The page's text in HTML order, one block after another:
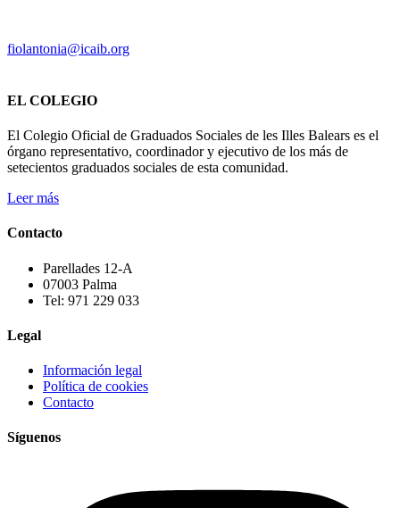
fiolantonia@icaib.org
EL COLEGIO
El Colegio Oficial de Graduados Sociales de les Illes Balears es el
órgano representativo, coordinador y ejecutivo de los más de
setecientos graduados sociales de esta comunidad.
Leer más
Contacto
Parellades 12-A
07003 Palma
Tel: 971 229 033
Legal
Información legal
Política de cookies
Contacto
Síguenos